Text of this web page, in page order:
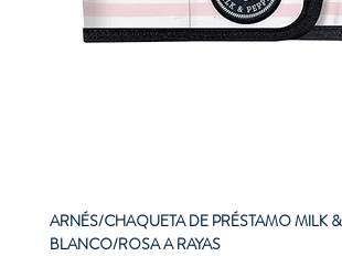
ARNÉS/CHAQUETA DE PRÉSTAMO MILK
BLANCO/ROSA A RAYAS